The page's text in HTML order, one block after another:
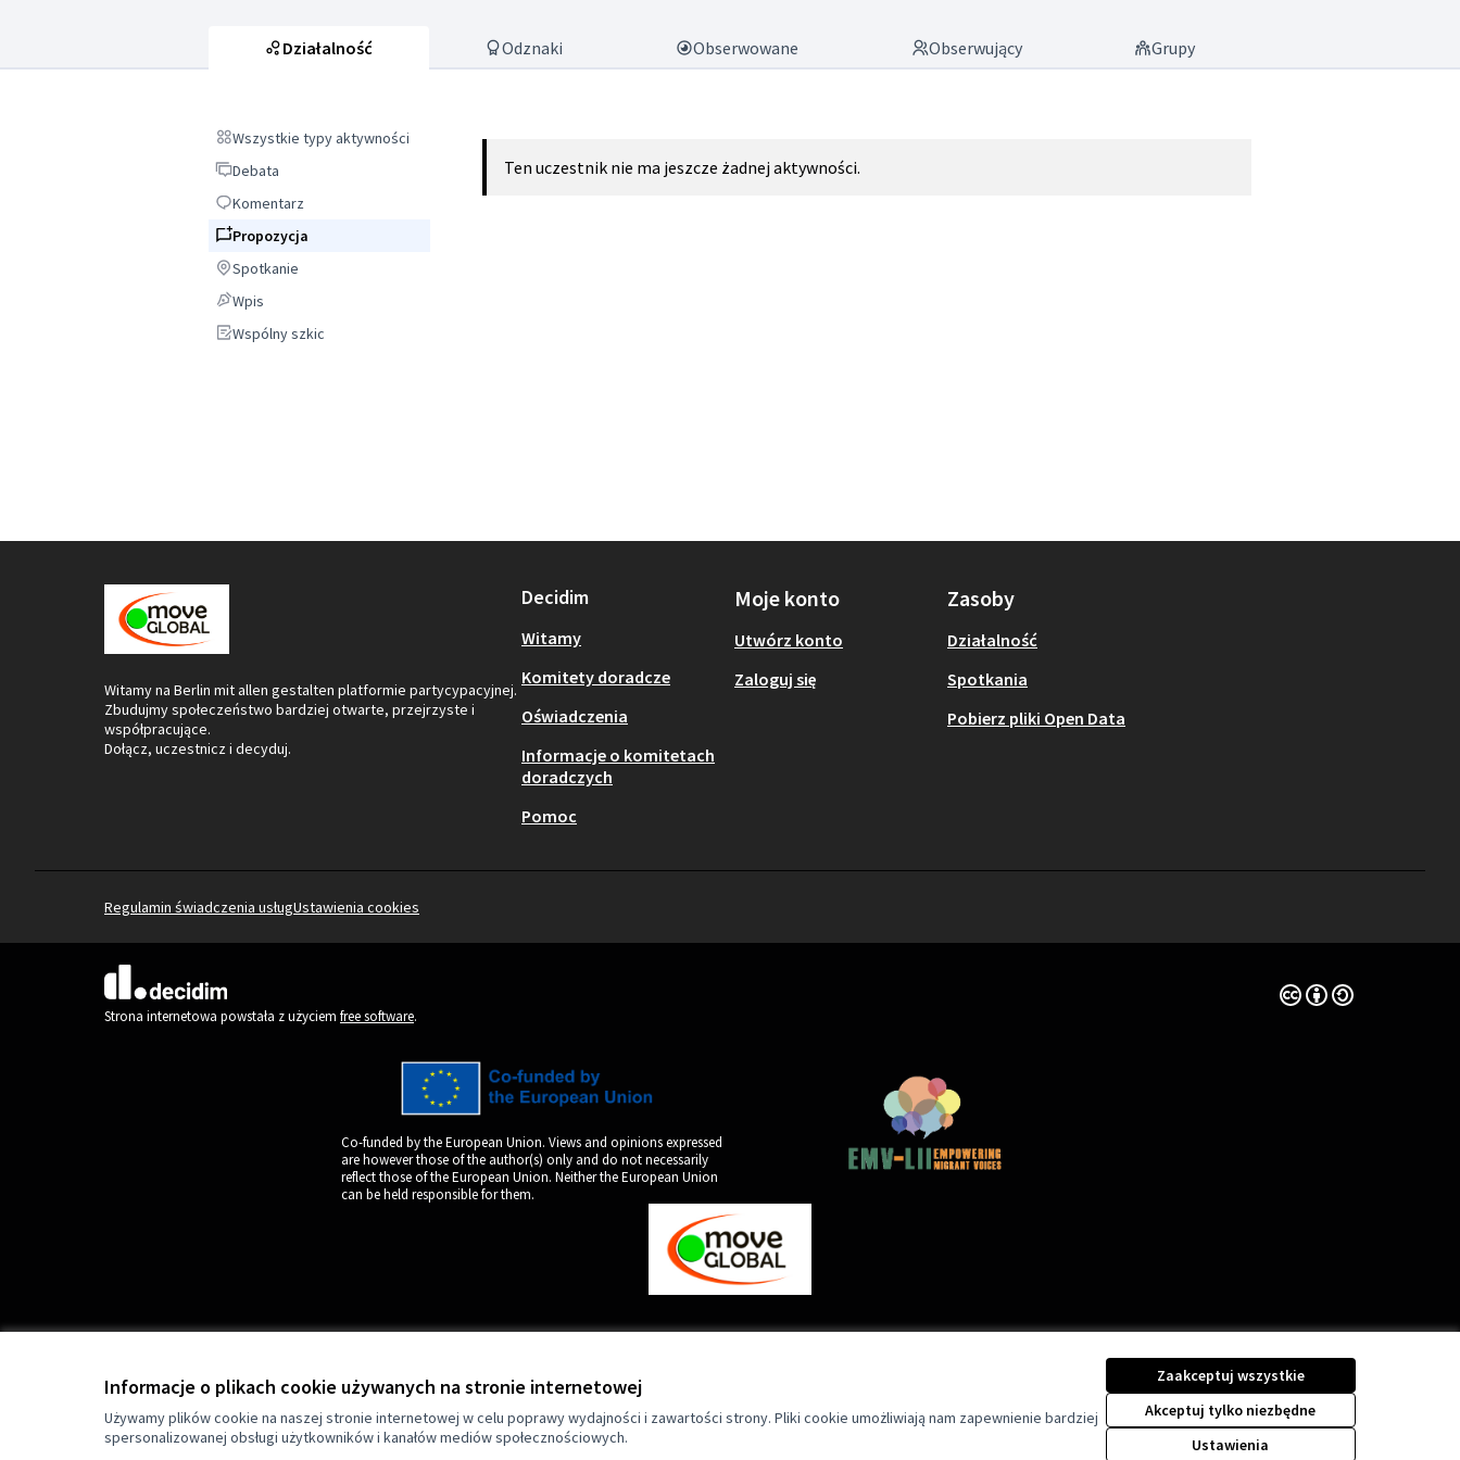
Informacje o plikach cookie używanych na stronie internetowej
Używamy plików cookie na naszej stronie internetowej w celu poprawy wydajności i zawartości strony. Pliki cookie umożliwiają nam zapewnienie bardziej
spersonalizowanej obsługi użytkowników i kanałów mediów społecznościowych.
Zaakceptuj wszystkie
Akceptuj tylko niezbędne
Ustawienia
Działalność Odznaki Obserwowane Obserwujący Grupy
Wszystkie typy aktywności
Wszystkie typy aktywności
DebataDebata
Komentarz
Komentarz
Propozycja
Propozycja
Spotkanie
Spotkanie
WpisWpis
Wspólny szkic
Wspólny szkic
Ten uczestnik nie ma jeszcze żadnej aktywności.
Witamy na Berlin mit allen gestalten platformie partycypacyjnej.
Zbudujmy społeczeństwo bardziej otwarte, przejrzyste i
współpracujące.
Dołącz, uczestnicz i decyduj.
Decidim
Witamy
Komitety doradcze
Oświadczenia
Informacje o komitetach
doradczych
Pomoc
Moje konto
Utwórz konto
Zaloguj się
Zasoby
Działalność
Spotkania
Pobierz pliki Open Data
Regulamin świadczenia usługUstawienia cookies
(Link zewnętrzny)
Strona internetowa powstała z użyciem free software.
Licencja Creative
(Link zewnętrzny)
Co-funded by the European Union. Views and opinions expressed
are however those of the author(s) only and do not necessarily
reflect those of the European Union. Neither the European Union
can be held responsible for them.